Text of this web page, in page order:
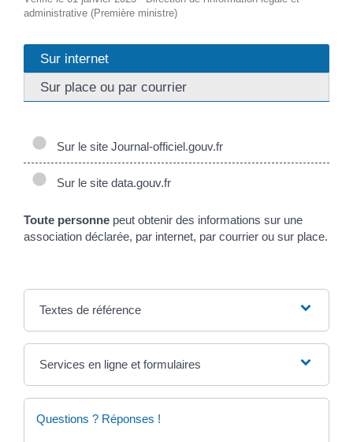
administrative (Première ministre)
Sur internet
Sur place ou par courrier
Sur le site Journal-officiel.gouv.fr
Sur le site data.gouv.fr
Toute personne peut obtenir des informations sur une
association déclarée, par internet, par courrier ou sur place.
Textes de référence
Services en ligne et formulaires
Questions ? Réponses !